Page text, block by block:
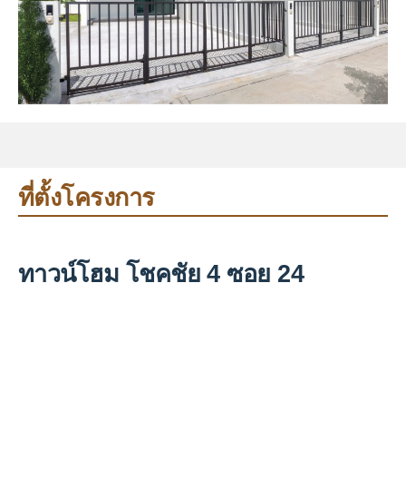
ที่ตั้งโครงการ
ทาวน์โฮม โชคชัย 4 ซอย 24